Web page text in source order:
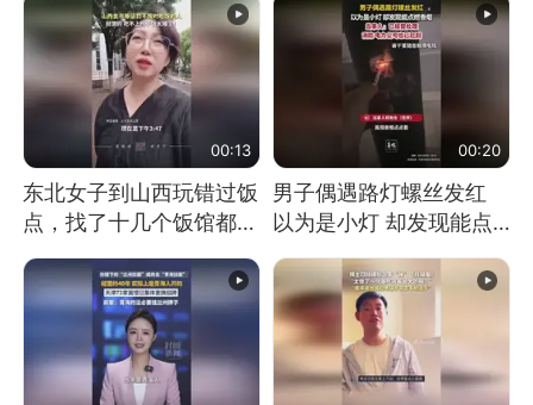
消息）
00:13
东北女子到山西玩错过饭
点，找了十几个饭馆都没
开门：午休到几点
00:20
男子偶遇路灯螺丝发红
以为是小灯 却发现能点
燃香烟 当事人：已报警
处理